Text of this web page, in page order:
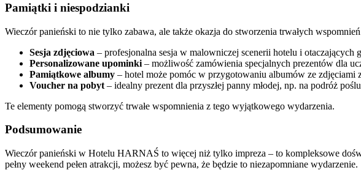
Pamiątki i niespodzianki
Wieczór panieński to nie tylko zabawa, ale także okazja do stworzenia trwałych
Sesja zdjęciowa – profesjonalna sesja w malowniczej scenerii hotelu i otaczających
Personalizowane upominki – możliwość zamówienia specjalnych prezentów dla
Pamiątkowe albumy – hotel może pomóc w przygotowaniu albumów ze zdjęciami
Voucher na pobyt – idealny prezent dla przyszłej panny młodej, np. na podróż
Te elementy pomogą stworzyć trwałe wspomnienia z tego wyjątkowego wydarzenia.
Podsumowanie
Wieczór panieński w Hotelu HARNAŚ to więcej niż tylko impreza – to kompleksowe
pełny weekend pełen atrakcji, możesz być pewna, że będzie to niezapomniane wydarzenie.